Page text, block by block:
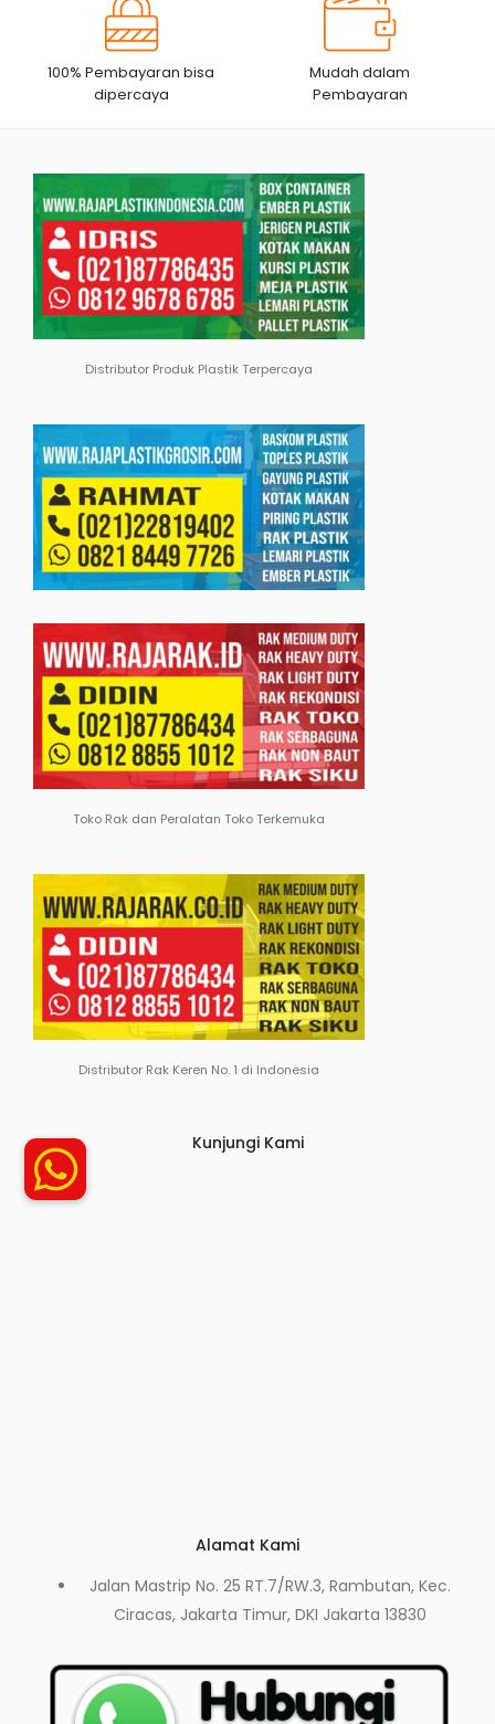
100% Pembayaran bisa
dipercaya
Mudah dalam
Pembayaran
Distributor Produk Plastik Terpercaya
Toko Rak dan Peralatan Toko Terkemuka
Distributor Rak Keren No. 1 di Indonesia
Kunjungi Kami
Alamat Kami
Jalan Mastrip No. 25 RT.7/RW.3, Rambutan, Kec.
Ciracas, Jakarta Timur, DKI Jakarta 13830